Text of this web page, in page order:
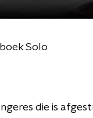
Solo
die is